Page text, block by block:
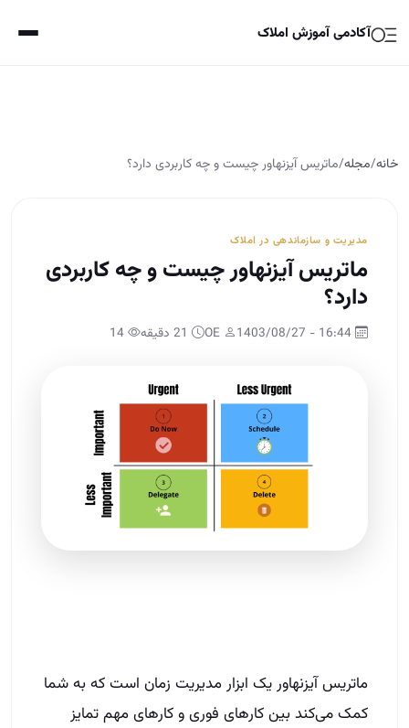
آکادمی آموزش املاک
خانه/مجله/ماتریس آیزنهاور چیست و چه کاربردی دارد؟
مدیریت و سازماندهی در املاک
ماتریس آیزنهاور چیست و چه کاربردی
دارد؟
ماتریس آیزنهاور یک ابزار مدیریت زمان است که به شما
کمک می‌کند بین کارهای فوری و کارهای مهم تمایز